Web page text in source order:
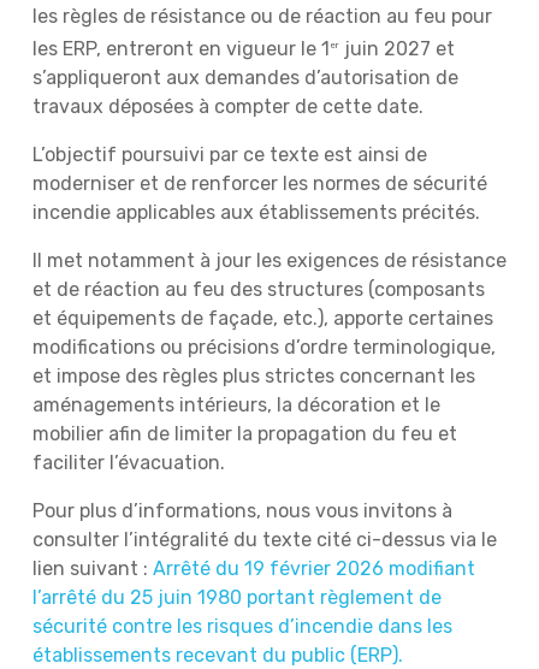
les règles de résistance ou de réaction au feu pour
les ERP, entreront en vigueur le 1 erjuin 2027 et
s’appliqueront aux demandes d’autorisation de
travaux déposées à compter de cette date.
L’objectif poursuivi par ce texte est ainsi de
moderniser et de renforcer les normes de sécurité
incendie applicables aux établissements précités.
Il met notamment à jour les exigences de résistance
et de réaction au feu des structures (composants
et équipements de façade, etc.), apporte certaines
modifications ou précisions d’ordre terminologique,
et impose des règles plus strictes concernant les
aménagements intérieurs, la décoration et le
mobilier afin de limiter la propagation du feu et
faciliter l’évacuation.
Pour plus d’informations, nous vous invitons à
consulter l’intégralité du texte cité ci-dessus via le
lien suivant : Arrêté du 19 février 2026 modifiant
l’arrêté du 25 juin 1980 portant règlement de
sécurité contre les risques d’incendie dans les
établissements recevant du public (ERP).